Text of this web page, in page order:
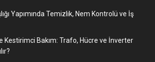
Yapımında Temizlik, Nem Kontrolü ve İş
Kestirimci Bakım: Trafo, Hücre ve İnverter